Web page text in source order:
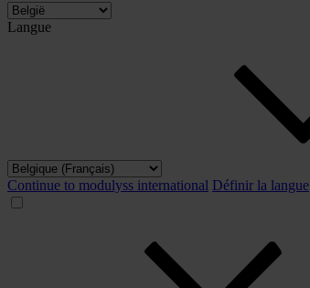
Langue
Continue to modulyss international Définir la langue